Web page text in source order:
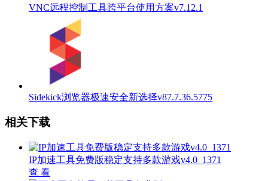
VNC远程控制工具跨平台使用方案v7.12.1
Sidekick浏览器极速安全新选择v87.7.36.5775
相关下载
IP加速工具免费版稳定支持多款游戏v4.0_1371
查 看